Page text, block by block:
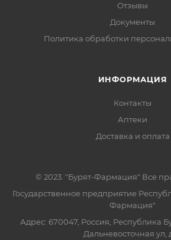
Отзывы
Документы
Политика обработки
ИНФОРМАЦИЯ
Контакты
Аптеки
Доставка и оплата
© 2023. "Бурят-Фармация" Все
Государственное предприятие
Фармация"
Адрес: 670047, Россия, Республика
Дальневосточная ул,